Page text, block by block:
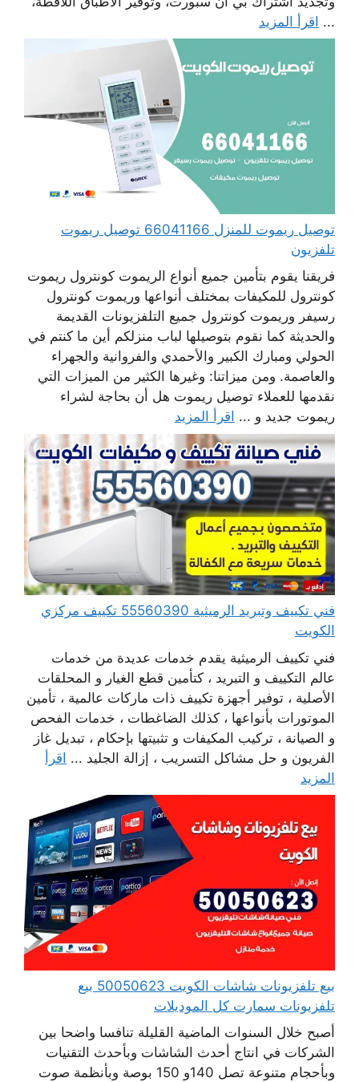
... اقرأ المزيد
توصيل ريموت للمنزل 66041166 توصيل ريموت
تلفزيون
فريقنا يقوم بتأمين جميع أنواع الريموت كونترول ريموت
كونترول للمكيفات بمختلف أنواعها وريموت كونترول
رسيفر وريموت كونترول جميع التلفزيونات القديمة
والحديثة كما نقوم بتوصيلها لباب منزلكم أين ما كنتم في
الحولي ومبارك الكبير والأحمدي والفروانية والجهراء
والعاصمة. ومن ميزاتنا: وغيرها الكثير من الميزات التي
نقدمها للعملاء توصيل ريموت هل أن بحاجة لشراء
ريموت جديد و ... اقرأ المزيد
فني تكييف وتبريد الرميثية 55560390 تكييف مركزي
الكويت
فني تكييف الرميثية يقدم خدمات عديدة من خدمات
عالم التكييف و التبريد ، كتأمين قطع الغيار و المحلقات
الأصلية ، توفير أجهزة تكييف ذات ماركات عالمية ، تأمين
الموتورات بأنواعها ، كذلك الضاغطات ، خدمات الفحص
و الصيانة ، تركيب المكيفات و تثبيتها بإحكام ، تبديل غاز
الفريون و حل مشاكل التسريب ، إزالة الجليد ... اقرأ
المزيد
بيع تلفزيونات شاشات الكويت 50050623 بيع
تلفزيونات سمارت كل الموديلات
أصبح خلال السنوات الماضية القليلة تنافسا واضحا بين
الشركات في انتاج أحدث الشاشات وبأحدث التقنيات
وبأحجام متنوعة تصل 140و 150 بوصة وبأنظمة صوت